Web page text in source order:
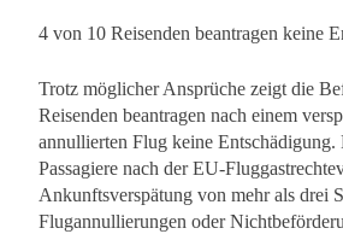
4 von 10 Reisenden beantragen keine
Trotz möglicher Ansprüche zeigt die
Reisenden beantragen nach einem
annullierten Flug keine Entschädigung.
Passagiere nach der EU-
Ankunftsverspätung von mehr als drei
Flugannullierungen oder